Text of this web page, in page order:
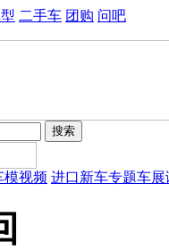
二手车 团购 问吧
模视频 进口新车专题车展